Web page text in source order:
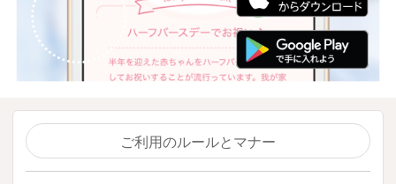
ご利用のルールとマナー